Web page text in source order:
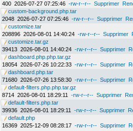
400 2026-07-27 07:25:46 -rw-r--r-- Supprimer
custom-background.php.tar
2048 2026-07-27 07:25:46 -rw-r--r-- Supprimer
customize.tar
208896 2026-08-01 14:40:24 -rw-r--r-- Supprimer
customize.tar.gz
39413 2026-08-01 14:40:24 -rw-r--r-- Supprimer
dashboard.php.php.tar.gz
18054 2026-07-26 10:22:33 -rw-r--r-- Supprimer
dashboard.php.tar
71680 2026-07-26 13:58:30 -rw-r--r-- Supprimer
default-filters.php.php.tar.gz
8714 2026-08-01 18:29:11 -rw-r--r-- Supprimer
default-filters.php.tar
39936 2026-08-01 18:29:11 -rw-r--r-- Supprimer
default.php
16369 2025-12-09 08:28:17 -rw-r--r-- Supprimer